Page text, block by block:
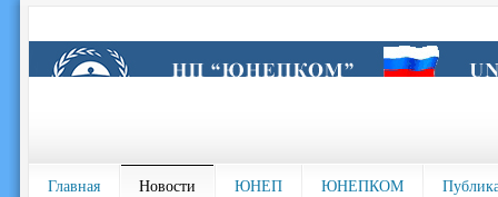
Главная Новости ЮНЕП ЮНЕПКОМ